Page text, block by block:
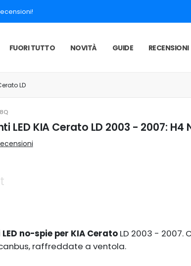
FUORI TUTTO NOVITÀ GUIDE RECENSIONI
LD
LED KIA Cerato LD 2003 - 2007: H4
no-spie per KIA CeratoLD 2003 - 2007.
raffreddate a ventola.